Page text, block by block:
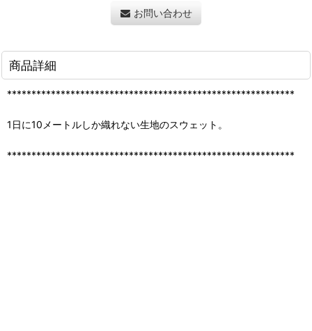
お問い合わせ
商品詳細
***********************************************************
1日に10メートルしか織れない生地のスウェット。
***********************************************************